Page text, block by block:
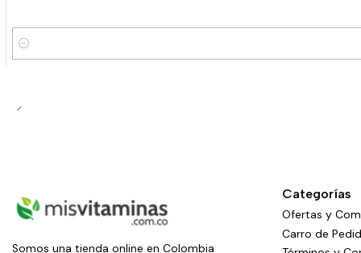
Cantidad
Somos una tienda online en Colombia
Categorías
Ofertas y
Carro de